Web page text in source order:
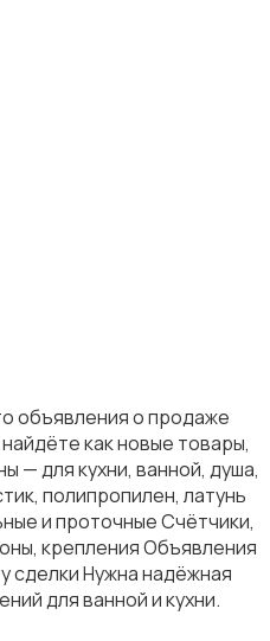
объявления о продаже
как новые товары,
— для кухни, ванной, душа,
полипропилен, латунь
и проточные Счётчики,
крепления Объявления
сделки Нужна надёжная
для ванной и кухни.